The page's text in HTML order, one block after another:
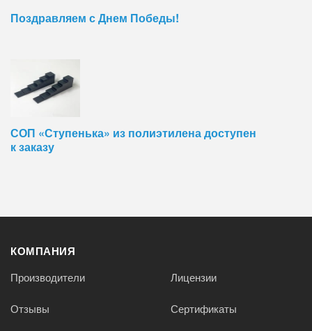
Поздравляем с Днем Победы!
СОП «Ступенька» из полиэтилена доступен
к заказу
КОМПАНИЯ
Производители Лицензии
Отзывы Сертификаты